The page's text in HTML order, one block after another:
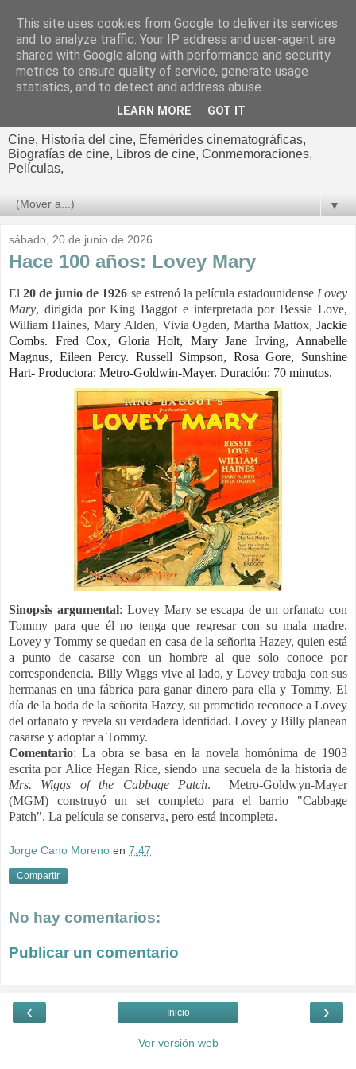
El cultural
cinematográfico de Jorge
Cine, Historia del cine, Efemérides cinematográficas,
Biografías de cine, Libros de cine, Conmemoraciones,
Películas,
▼
sábado, 20 de junio de 2026
Hace 100 años: Lovey Mary
El20 de junio de 1926 se estrenó la película estadounidense Lovey
Mary, dirigida por King Baggot e interpretada por Bessie Love,
William Haines, Mary Alden, Vivia Ogden,Martha Mattox, Jackie
Combs. Fred Cox, Gloria Holt, Mary Jane Irving, Annabelle
Magnus, Eileen Percy.Russell Simpson, Rosa Gore, Sunshine
Hart- Productora: Metro-Goldwin-Mayer. Duración: 70 minutos.
Sinopsis argumental: Lovey Mary se escapa de un orfanato con
Tommy para que él no tenga que regresar con su mala madre.
Lovey y Tommy se quedan en casa de la señorita Hazey, quien está
a punto de casarse con un hombre al que solo conoce por
correspondencia. Billy Wiggs vive al lado, y Lovey trabaja con sus
hermanas en una fábrica para ganar dinero para ella y Tommy. El
día de la boda de la señorita Hazey, su prometido reconoce a Lovey
del orfanato y revela su verdadera identidad. Lovey y Billy planean
casarse y adoptar a Tommy.
Comentario: La obra se basa en la novela homónima de 1903
escrita por Alice Hegan Rice, siendo una secuela de la historia de
Mrs. Wiggs of the Cabbage Patch. Metro-Goldwyn-Mayer
(MGM) construyó un set completo para el barrio "Cabbage
Patch". La película se conserva, pero está incompleta.
Jorge Cano Moreno en 7:47
Compartir
No hay comentarios:
Publicar un comentario
‹ ›
Inicio
Ver versión web
This site uses cookies from Google to deliver its services
and to analyze traffic. Your IP address and user-agent are
shared with Google along with performance and security
metrics to ensure quality of service, generate usage
statistics, and to detect and address abuse.
LEARN MORE GOT IT